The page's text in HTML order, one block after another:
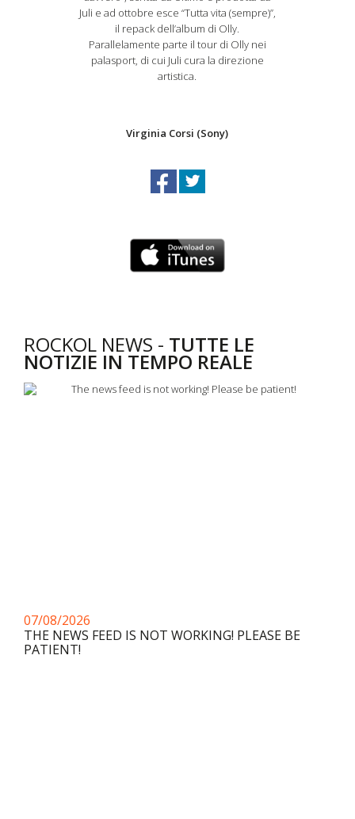
Juli e ad ottobre esce “Tutta vita (sempre)”,
il repack dell’album di Olly.
Parallelamente parte il tour di Olly nei
palasport, di cui Juli cura la direzione
artistica.
Virginia Corsi (Sony)
ROCKOL NEWS - TUTTE LE
NOTIZIE IN TEMPO REALE
07/08/2026
THE NEWS FEED IS NOT WORKING! PLEASE BE
PATIENT!